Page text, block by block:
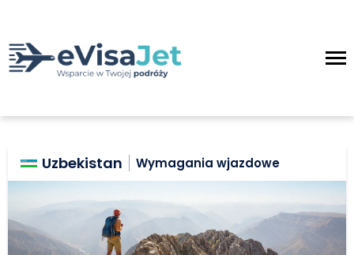
Uzbekistan Wymagania wjazdowe